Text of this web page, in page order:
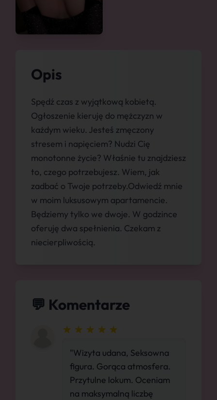
Opis
Spędź czas z wyjątkową kobietą.
Ogłoszenie kieruję do mężczyzn w
każdym wieku. Jesteś zmęczony
stresem i napięciem? Nudzi Cię
monotonne życie? Właśnie tu znajdziesz
to, czego potrzebujesz. Wiem, jak
zadbać o Twoje potrzeby.Odwiedź mnie
w moim luksusowym apartamencie.
Będziemy tylko we dwoje. W godzince
oferuję dwa spełnienia. Czekam z
niecierpliwością.
💬 Komentarze
"Wizyta udana, Seksowna
figura. Gorąca atmosfera.
Przytulne lokum. Oceniam
na maksymalną liczbę